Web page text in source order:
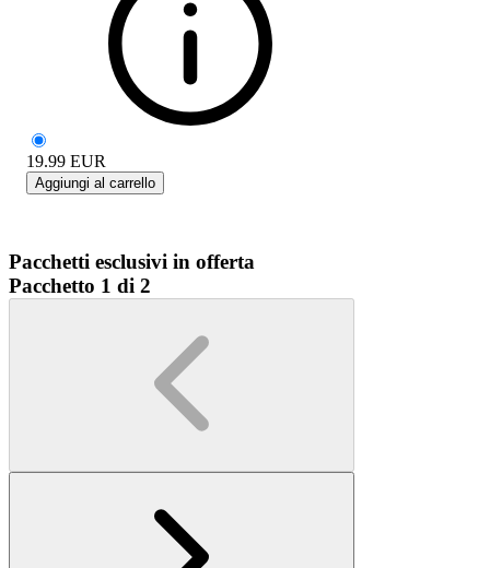
19.99 EUR
Aggiungi al carrello
Pacchetti esclusivi in offerta
Pacchetto 1 di 2